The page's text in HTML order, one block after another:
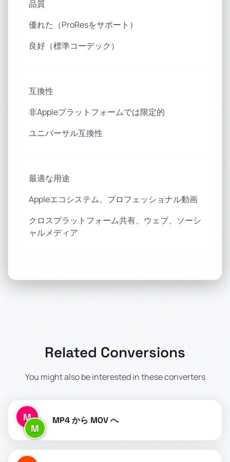
品質
優れた（ProResをサポート）
良好（標準コーデック）
互換性
非Appleプラットフォームでは限定的
ユニバーサル互換性
最適な用途
Appleエコシステム、プロフェッショナル動画
クロスプラットフォーム共有、ウェブ、ソーシ
ャルメディア
Related Conversions
You might also be interested in these converters
M
M
MP4 から MOV へ